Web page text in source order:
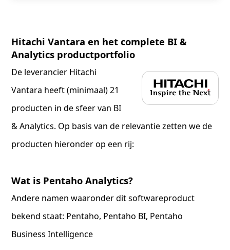
Hitachi Vantara en het complete BI &
Analytics productportfolio
De leverancier Hitachi
Vantara heeft (minimaal) 21
producten in de sfeer van BI
& Analytics. Op basis van de relevantie zetten we de
producten hieronder op een rij:
Wat is Pentaho Analytics?
Andere namen waaronder dit softwareproduct
bekend staat: Pentaho, Pentaho BI, Pentaho
Business Intelligence